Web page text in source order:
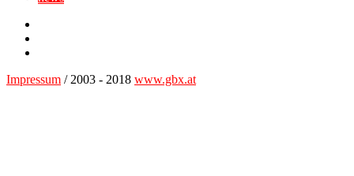
Impressum / 2003 - 2018 www.gbx.at